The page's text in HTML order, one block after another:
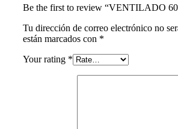
Be the first to review “VENTILADO
Tu dirección de correo electrónico no
están marcados con *
Your rating *